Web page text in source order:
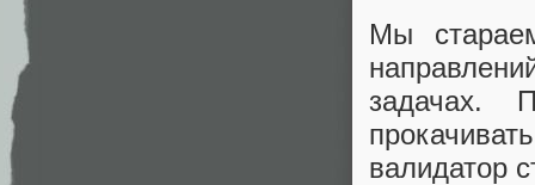
Мы
задачах.
валидатор